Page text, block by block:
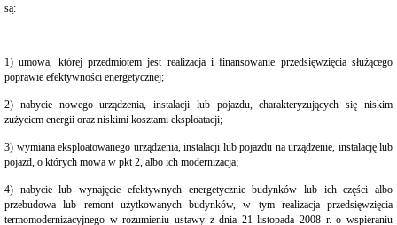
Organizacja
Organizacyjny
Urzędu
Gminy
Budżet
Konsultacje
Społeczne
Punkty
nieodpłatnej
pomocy
są:
1) umowa, której przedmiotem jest realizacja i finansowanie przedsięwzięcia służącego
poprawie efektywności energetycznej;
2) nabycie nowego urządzenia, instalacji lub pojazdu, charakteryzujących się niskim
zużyciem energii oraz niskimi kosztami eksploatacji;
3) wymiana eksploatowanego urządzenia, instalacji lub pojazdu na urządzenie, instalację lub
pojazd, o których mowa w pkt 2, albo ich modernizacja;
4) nabycie lub wynajęcie efektywnych energetycznie budynków lub ich części albo
przebudowa lub remont użytkowanych budynków, w tym realizacja przedsięwzięcia
termomodernizacyjnego w rozumieniu ustawy z dnia 21 listopada 2008 r. o wspieraniu